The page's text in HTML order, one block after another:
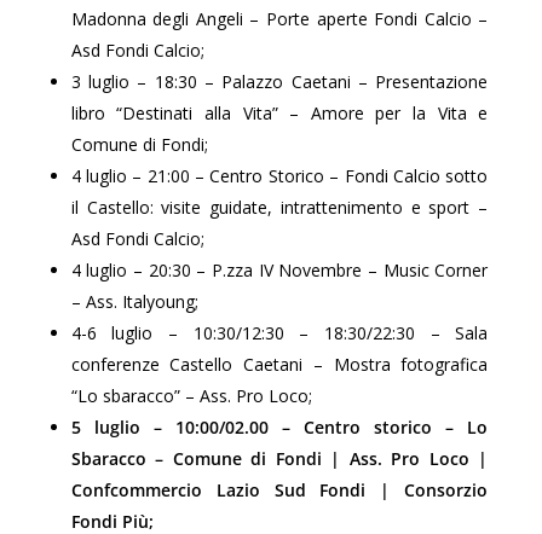
Madonna degli Angeli – Porte aperte Fondi Calcio –
Asd Fondi Calcio;
3 luglio – 18:30 – Palazzo Caetani – Presentazione
libro “Destinati alla Vita” – Amore per la Vita e
Comune di Fondi;
4 luglio – 21:00 – Centro Storico – Fondi Calcio sotto
il Castello: visite guidate, intrattenimento e sport –
Asd Fondi Calcio;
4 luglio – 20:30 – P.zza IV Novembre – Music Corner
– Ass. Italyoung;
4-6 luglio – 10:30/12:30 – 18:30/22:30 – Sala
conferenze Castello Caetani – Mostra fotografica
“Lo sbaracco” – Ass. Pro Loco;
5 luglio – 10:00/02.00 – Centro storico – Lo
Sbaracco – Comune di Fondi | Ass. Pro Loco |
Confcommercio Lazio Sud Fondi | Consorzio
Fondi Più;